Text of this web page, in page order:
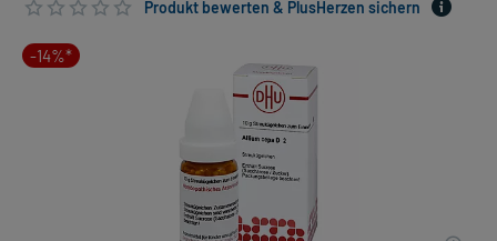
Produkt bewerten & PlusHerzen sichern
-14%*